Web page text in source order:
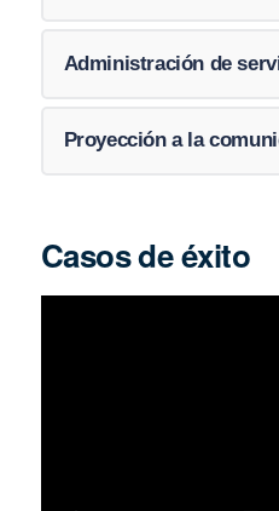
Administración de
Proyección a la
Casos de éxito